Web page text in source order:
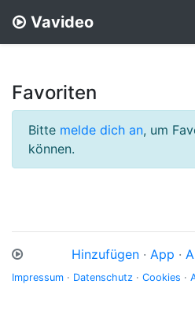
Vavideo
Favoriten
Bitte melde dich an, um
können.
Hinzufügen · App ·
Impressum · Datenschutz · Cookies ·